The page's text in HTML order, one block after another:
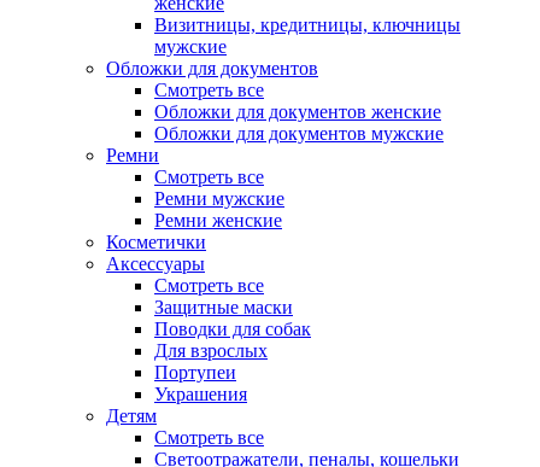
Визитницы, кредитницы, ключницы
мужские
Обложки для документов
Смотреть все
Обложки для документов женские
Обложки для документов мужские
Ремни
Смотреть все
Ремни мужские
Ремни женские
Косметички
Аксессуары
Смотреть все
Защитные маски
Поводки для собак
Для взрослых
Портупеи
Украшения
Детям
Смотреть все
Светоотражатели, пеналы, кошельки